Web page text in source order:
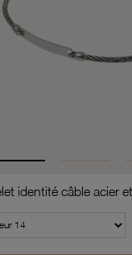
identité câble acier